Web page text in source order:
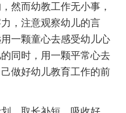
然而幼教工作无小事，
，注意观察幼儿的言
一颗童心去感受幼儿心
同时，用一颗平常心去
做好幼儿教育工作的前